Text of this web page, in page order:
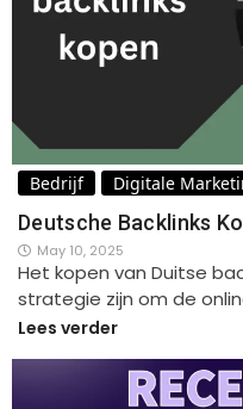
Bedrijf Digitale
Deutsche Backlinks
May 10, 2025
Het kopen van Duitse
strategie zijn om de
Lees verder